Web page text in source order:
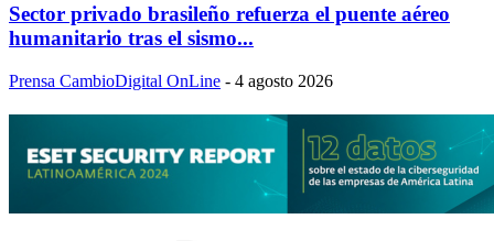
Sector privado brasileño refuerza el puente aéreo
humanitario tras el sismo...
Prensa CambioDigital OnLine - 4 agosto 2026